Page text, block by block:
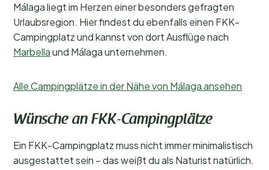
Málaga liegt im Herzen einer besonders gefragten
Urlaubsregion. Hier findest du ebenfalls einen FKK-
Campingplatz und kannst von dort Ausflüge nach
Marbellaund Málaga unternehmen.
Alle Campingplätze in der Nähe von Málaga ansehen
Wünsche an FKK-Campingplätze
Ein FKK-Campingplatz muss nicht immer minimalistisch
ausgestattet sein – das weißt du als Naturist natürlich.